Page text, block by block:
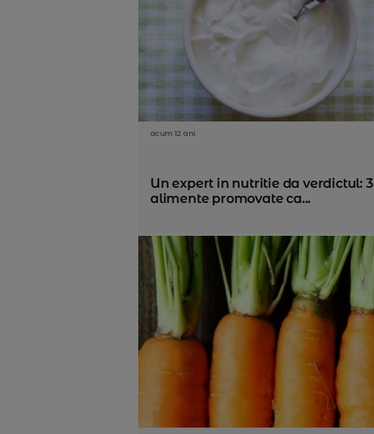
acum 12 ani
Un expert in nutritie da verdictul: 3
alimente promovate ca...